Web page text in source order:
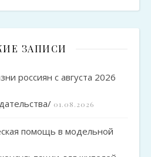
ЗАПИСИ
россиян с августа 2026
01.08.2026
помощь в модельной